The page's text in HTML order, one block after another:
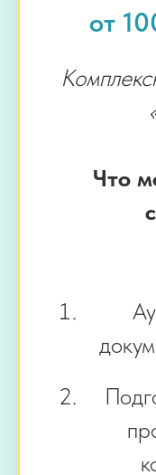
от
Что